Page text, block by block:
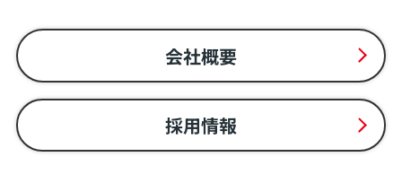
会社概要
採用情報